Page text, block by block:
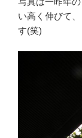
い高く伸びて
す(笑)